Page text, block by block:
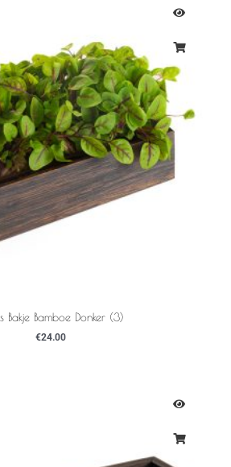
Bakje Bamboe Donker (3)
€24.00